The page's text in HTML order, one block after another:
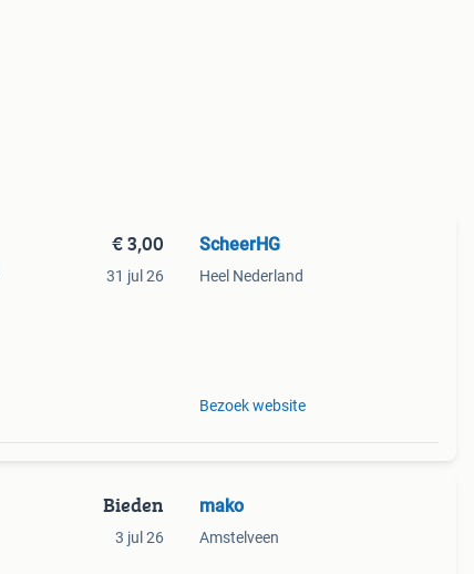
€ 3,00
31 jul 26
ScheerHG
Heel Nederland
Bezoek website
Bieden
3 jul 26
mako
Amstelveen